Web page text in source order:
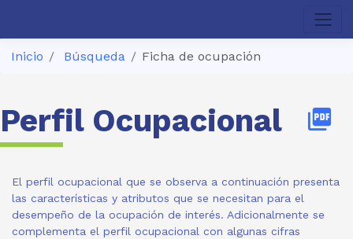
Inicio Búsqueda Ficha de ocupación
Perfil Ocupacional picture_as_pdf
El perfil ocupacional que se observa a continuación presenta
las características y atributos que se necesitan para el
desempeño de la ocupación de interés. Adicionalmente se
complementa el perfil ocupacional con algunas cifras